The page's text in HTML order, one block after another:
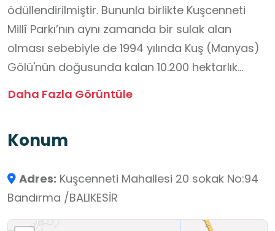
ödüllendirilmiştir. Bununla birlikte Kuşcenneti
Millî Parkı’nın aynı zamanda bir sulak alan
olması sebebiyle de 1994 yılında Kuş (Manyas)
Gölü'nün doğusunda kalan 10.200 hektarlık
bölümü, 1998 yılında ise gölün tamamı (20.400
millî park, başta tepeli pelikan olmak üzere
çamurcun, gri balıkçıl, kaşıkçı, çeltikçi, gece
balıkçılı, küçük akbalıkçıl, alaca balıkçıl ve
balaban gibi 105 kesin veya muhtemel üreyen
Daha Fazla Görüntüle
Konum
Adres: Kuşcenneti Mahallesi 20 sokak No:94
Bandırma /BALIKESİR